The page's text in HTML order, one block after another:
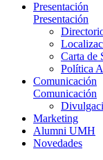
Presentación
Presentación
Carta de
Política
Comunicación
Comunicación
Marketing
Alumni UMH
Novedades